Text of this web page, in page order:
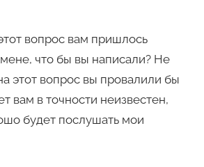
вопрос вам пришлось
что бы вы написали? Не
этот вопрос вы провалили бы
вам в точности неизвестен,
будет послушать мои